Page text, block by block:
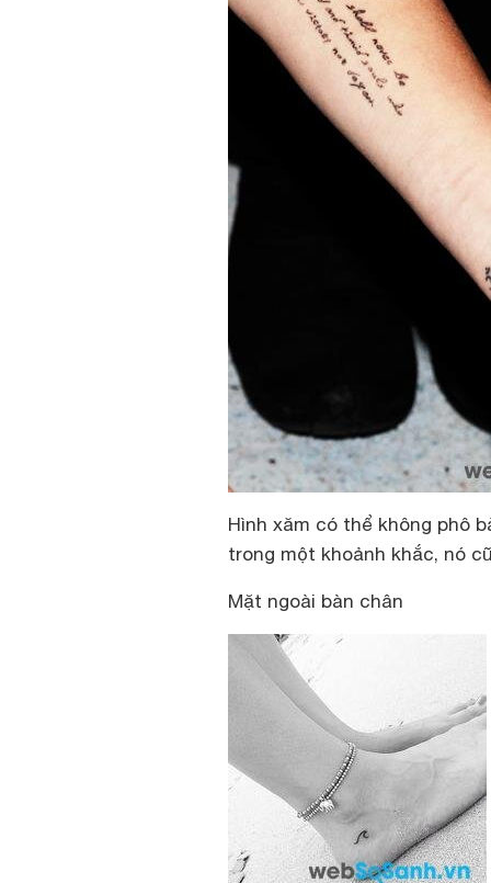
Hình xăm có thể không phô
trong một khoảnh khắc, nó
Mặt ngoài bàn chân